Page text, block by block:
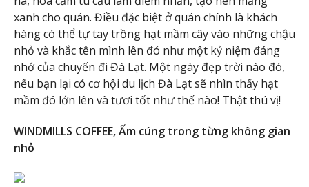
xanh cho quán. Điều đặc biệt ở quán chính là khách
hàng có thể tự tay trồng hạt mầm cây vào những chậu
nhỏ và khắc tên mình lên đó như một kỷ niệm đáng
nhớ của chuyến đi Đà Lạt. Một ngày đẹp trời nào đó,
nếu bạn lại có cơ hội du lịch Đà Lạt sẽ nhìn thấy hạt
mầm đó lớn lên và tươi tốt như thế nào! Thật thú vị!
WINDMILLS COFFEE, Ấm cúng trong từng không gian
nhỏ